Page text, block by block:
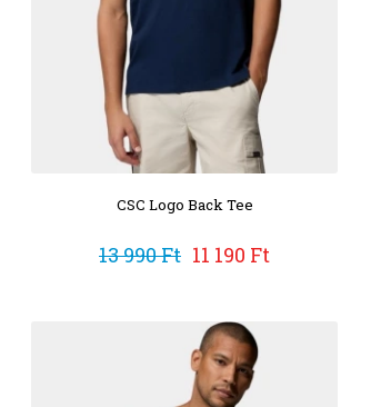
CSC Logo Back Tee
13 990 Ft 11 190 Ft